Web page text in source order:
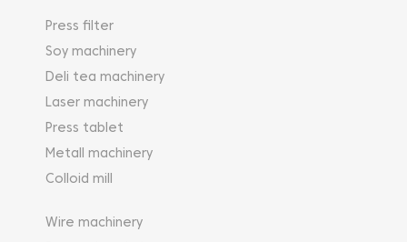
Press filter
Soy machinery
Deli tea machinery
Laser machinery
Press tablet
Metall machinery
Colloid mill
Wire machinery